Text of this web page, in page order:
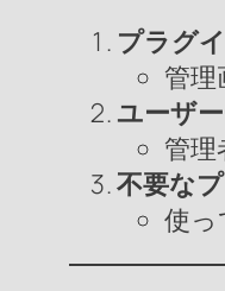
プラグ
管理
ユーザ
管理
不要な
使っ